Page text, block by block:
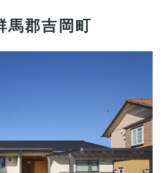
馬郡吉岡町